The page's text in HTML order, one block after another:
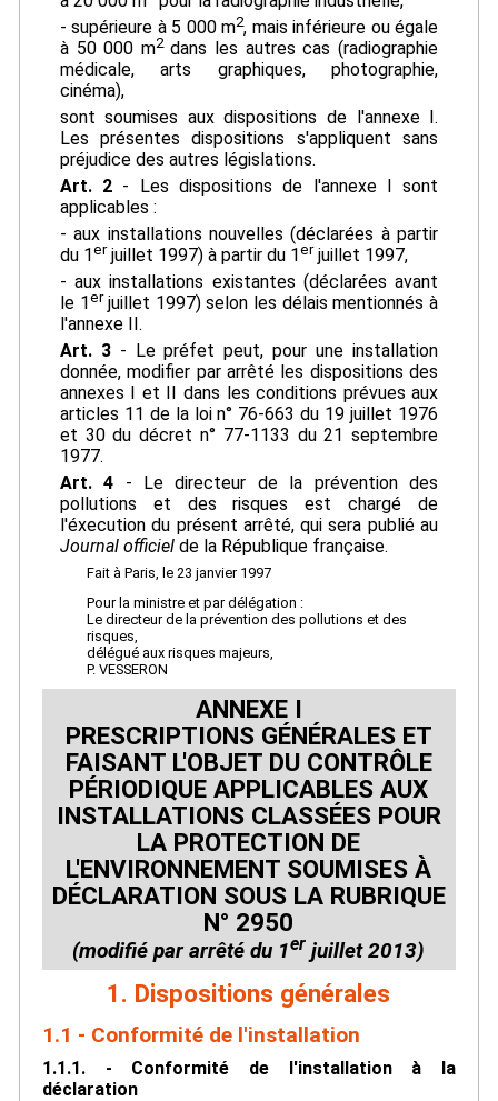
- supérieure à 5 000 m2, mais inférieure ou égale
à 50 000 m2dans les autres cas (radiographie
médicale, arts graphiques, photographie,
cinéma),
sont soumises aux dispositions de l'annexe I.
Les présentes dispositions s'appliquent sans
préjudice des autres législations.
Art. 2 - Les dispositions de l'annexe I sont
applicables :
- aux installations nouvelles (déclarées à partir
du 1erjuillet 1997) à partir du 1erjuillet 1997,
- aux installations existantes (déclarées avant
le 1erjuillet 1997) selon les délais mentionnés à
l'annexe II.
Art. 3- Le préfet peut, pour une installation
donnée, modifier par arrêté les dispositions des
annexes I et II dans les conditions prévues aux
articles 11 de la loi n° 76-663 du 19 juillet 1976
et 30 du décret n° 77-1133 du 21 septembre
1977.
Art. 4 - Le directeur de la prévention des
pollutions et des risques est chargé de
l'éxecution du présent arrêté, qui sera publié au
Journal officielde la République française.
Fait à Paris, le 23 janvier 1997
Pour la ministre et par délégation :
Le directeur de la prévention des pollutions et des
risques,
délégué aux risques majeurs,
P. VESSERON
ANNEXE I
PRESCRIPTIONS GÉNÉRALES ET
FAISANT L'OBJET DU CONTRÔLE
PÉRIODIQUE APPLICABLES AUX
INSTALLATIONS CLASSÉES POUR
LA PROTECTION DE
L'ENVIRONNEMENT SOUMISES À
DÉCLARATION SOUS LA RUBRIQUE
N° 2950
(modifié par arrêté du 1er juillet 2013)
1. Dispositions générales
1.1 - Conformité de l'installation
1.1.1. - Conformité de l'installation à la
déclaration